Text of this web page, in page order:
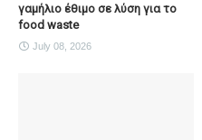
γαμήλιο έθιμο σε λύση για το
food waste
July 08, 2026